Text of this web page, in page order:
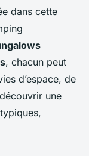
dans cette
, chacun peut
d’espace, de
une